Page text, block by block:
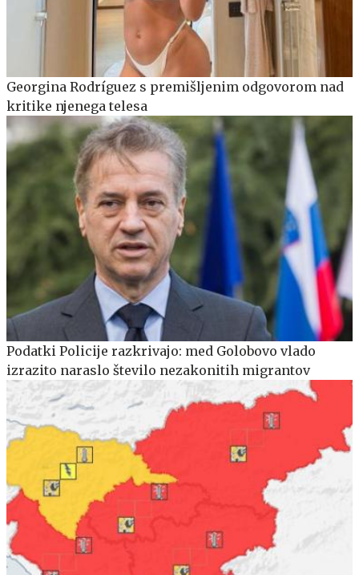
Georgina Rodríguez s premišljenim odgovorom nad
kritike njenega telesa
Podatki Policije razkrivajo: med Golobovo vlado
izrazito naraslo število nezakonitih migrantov